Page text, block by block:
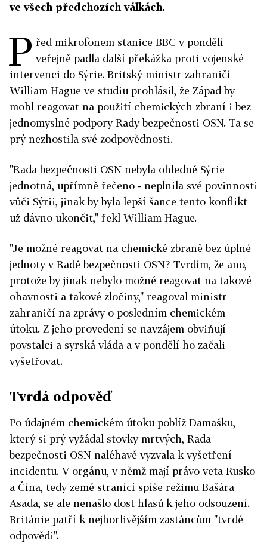
ve všech předchozích válkách.
P řed mikrofonem stanice BBC v pondělí
veřejně padla další překážka proti vojenské
intervenci do Sýrie. Britský ministr zahraničí
William Hague ve studiu prohlásil, že Západ by
mohl reagovat na použití chemických zbraní i bez
jednomyslné podpory Rady bezpečnosti OSN. Ta se
prý nezhostila své zodpovědnosti.
"Rada bezpečnosti OSN nebyla ohledně Sýrie
jednotná, upřímně řečeno - neplnila své povinnosti
vůči Sýrii, jinak by byla lepší šance tento konflikt
už dávno ukončit," řekl William Hague.
"Je možné reagovat na chemické zbraně bez úplné
jednoty v Radě bezpečnosti OSN? Tvrdím, že ano,
protože by jinak nebylo možné reagovat na takové
ohavnosti a takové zločiny," reagoval ministr
zahraničí na zprávy o posledním chemickém
útoku. Z jeho provedení se navzájem obviňují
povstalci a syrská vláda a v pondělí ho začali
vyšetřovat.
Tvrdá odpověď
Po údajném chemickém útoku poblíž Damašku,
který si prý vyžádal stovky mrtvých, Rada
bezpečnosti OSN naléhavě vyzvala k vyšetření
incidentu. V orgánu, v němž mají právo veta Rusko
a Čína, tedy země stranící spíše režimu Bašára
Asada, se ale nenašlo dost hlasů k jeho odsouzení.
Británie patří k nejhorlivějším zastáncům "tvrdé
odpovědi".